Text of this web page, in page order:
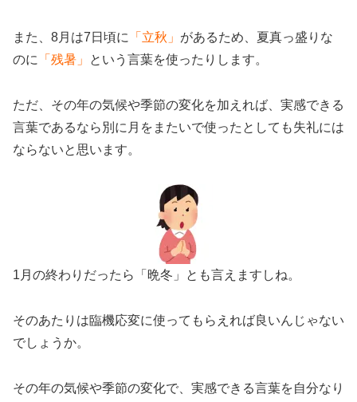
また、8月は7日頃に 「立秋」 があるため、夏真っ盛りな
のに 「残暑」 という言葉を使ったりします。
ただ、その年の気候や季節の変化を加えれば、実感できる
言葉であるなら別に月をまたいで使ったとしても失礼には
ならないと思います。
1月の終わりだったら「晩冬」とも言えますしね。
そのあたりは臨機応変に使ってもらえれば良いんじゃない
でしょうか。
その年の気候や季節の変化で、実感できる言葉を自分なり